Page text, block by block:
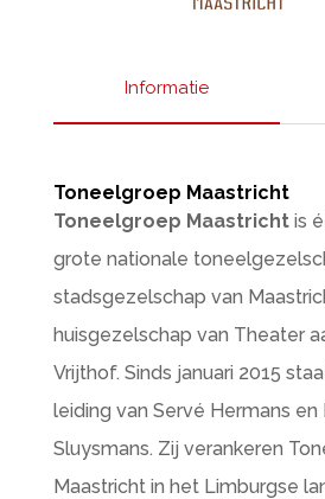
Informatie
Toneelgroep Maastricht
Toneelgroep Maastrichtis
grote nationale
stadsgezelschap van
huisgezelschap van Theater
Vrijthof. Sinds januari 2015
leiding van Servé Hermans en
Sluysmans. Zij verankeren
Maastricht in het Limburgse